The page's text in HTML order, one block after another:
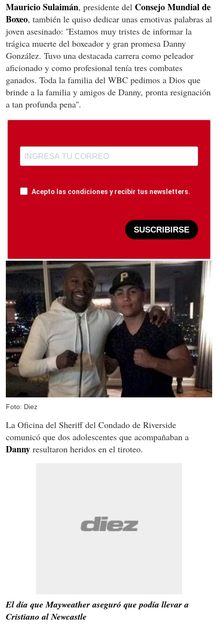
Mauricio Sulaimán, presidente del Consejo Mundial de
Boxeo, también le quiso dedicar unas emotivas palabras al
joven asesinado: ''Estamos muy tristes de informar la
trágica muerte del boxeador y gran promesa Danny
González. Tuvo una destacada carrera como peleador
aficionado y como profesional tenía tres combates
ganados. Toda la familia del WBC pedimos a Dios que
brinde a la familia y amigos de Danny, pronta resignación
a tan profunda pena''.
Acepto las condiciones y recibir tus newsletters.
SUSCRIBIRSE
Foto: Diez
La Oficina del Sheriff del Condado de Riverside
comunicó que dos adolescentes que acompañaban a
Danny resultaron heridos en el tiroteo.
El día que Mayweather aseguró que podía llevar a
Cristiano al Newcastle